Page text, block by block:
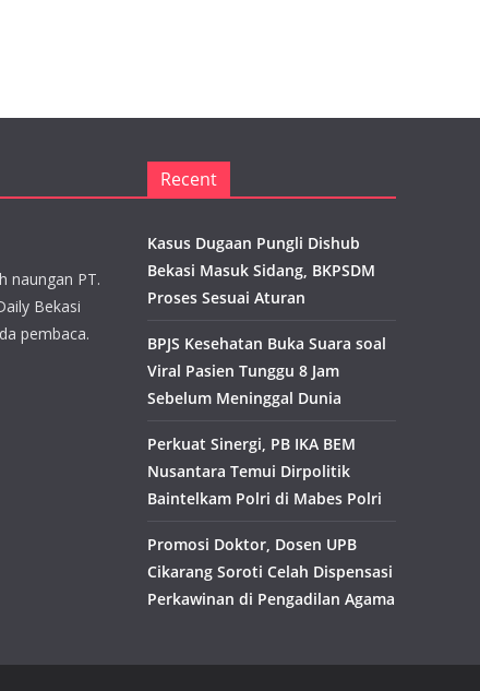
naungan PT.
Bekasi
pembaca.
Recent
Kasus Dugaan Pungli Dishub
Bekasi Masuk Sidang, BKPSDM
Proses Sesuai Aturan
BPJS Kesehatan Buka Suara soal
Viral Pasien Tunggu 8 Jam
Sebelum Meninggal Dunia
Perkuat Sinergi, PB IKA BEM
Nusantara Temui Dirpolitik
Baintelkam Polri di Mabes Polri
Promosi Doktor, Dosen UPB
Cikarang Soroti Celah Dispensasi
Perkawinan di Pengadilan Agama